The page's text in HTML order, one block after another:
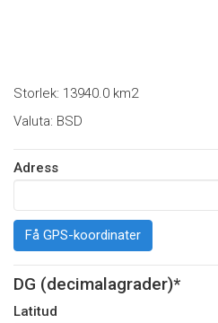
Storlek: 13940.0 km2
Valuta: BSD
Adress
Få GPS-koordinater
DG (decimalagrader)*
Latitud